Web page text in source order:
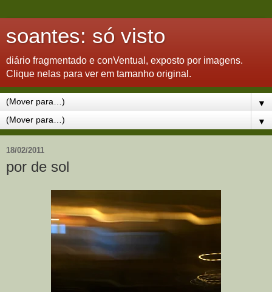
soantes: só visto
diário fragmentado e conVentual, exposto por imagens.
Clique nelas para ver em tamanho original.
▼
▼
18/02/2011
por de sol